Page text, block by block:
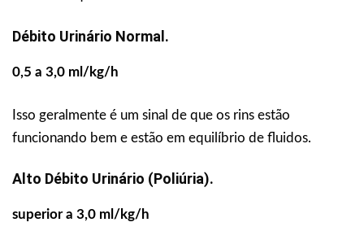
Débito Urinário Normal.
0,5 a 3,0 ml/kg/h
Isso geralmente é um sinal de que os rins estão
funcionando bem e estão em equilíbrio de fluidos.
Alto Débito Urinário (poliúria).
superior a 3,0 ml/kg/h